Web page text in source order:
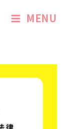
MENU